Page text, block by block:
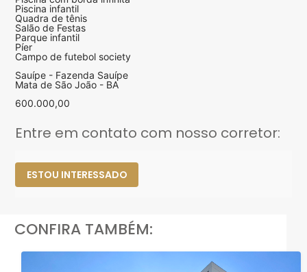
Piscina infantil
Quadra de tênis
Salão de Festas
Parque infantil
Píer
Campo de futebol society
Sauípe - Fazenda Sauípe
Mata de São João - BA
600.000,00
Entre em contato com nosso corretor:
ESTOU INTERESSADO
CONFIRA TAMBÉM: